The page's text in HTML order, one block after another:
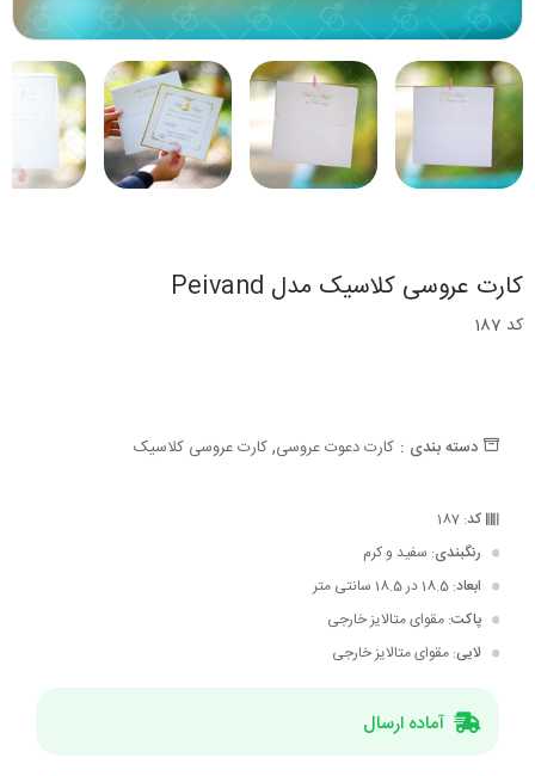
کارت عروسی کلاسیک مدل Peivand
کد 187
دسته بندی : کارت دعوت عروسی,کارت عروسی کلاسیک
کد: 187
رنگبندی: سفید و کرم
ابعاد: 18.5 در 18.5 سانتی متر
پاکت: مقوای متالایز خارجی
لایی: مقوای متالایز خارجی
آماده ارسال